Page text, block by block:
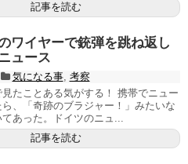
記事を読む
ワイヤーで銃弾を跳ね返し
ュース
気になる事, 考察
見たことある気がする！ 携帯でニュー
、「奇跡のブラジャー！」みたいな
あった。ドイツのニュ...
記事を読む